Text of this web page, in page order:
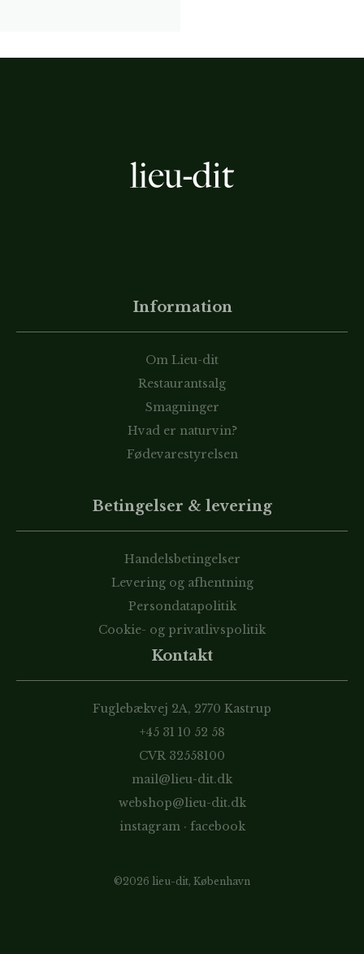
Information
Om Lieu-dit
Restaurantsalg
Smagninger
Hvad er naturvin?
Fødevarestyrelsen
Betingelser & levering
Handelsbetingelser
Levering og afhentning
Persondatapolitik
Cookie- og privatlivspolitik
Kontakt
Fuglebækvej 2A, 2770 Kastrup
+45 31 10 52 58
CVR 32558100
mail@lieu-dit.dk
webshop@lieu-dit.dk
instagram· facebook
©2026 lieu-dit, København